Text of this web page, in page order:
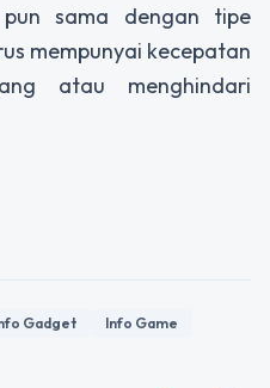
sama dengan tipe
mempunyai kecepatan
atau menghindari
Gadget
Info Game